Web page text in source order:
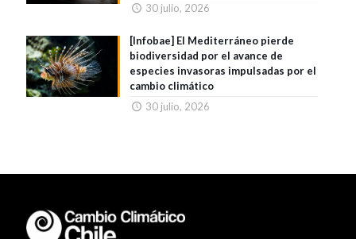
30 julio, 2026
[Infobae] El Mediterráneo pierde
biodiversidad por el avance de
especies invasoras impulsadas por el
cambio climático
30 julio, 2026